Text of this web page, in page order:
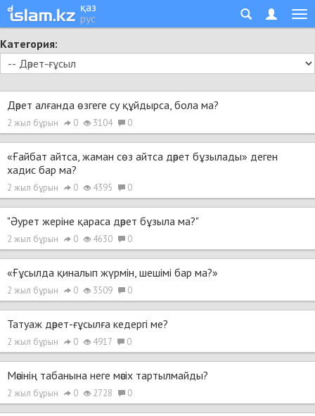
қаз
рус
Категория:
Дәрет алғанда өзгеге су құйдырса, бола ма?
2 жыл бұрын 0 3104 0
«Ғайбат айтса, жаман сөз айтса дәрет бұзылады» деген
хадис бар ма?
2 жыл бұрын 0 4395 0
"Әурет жеріне қараса дәрет бұзыла ма?"
2 жыл бұрын 0 4630 0
«Ғұсылда қиналып жүрмін, шешімі бар ма?»
2 жыл бұрын 0 3509 0
Татуаж дәрет-ғұсылға кедергі ме?
2 жыл бұрын 0 4917 0
Мәсінің табанына неге мәсіх тартылмайды?
2 жыл бұрын 0 2728 0